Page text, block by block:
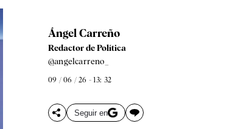
Ángel Carreño
Redactor de Política
@angelcarreno_
09 / 06 / 26 - 13: 32
Seguir en